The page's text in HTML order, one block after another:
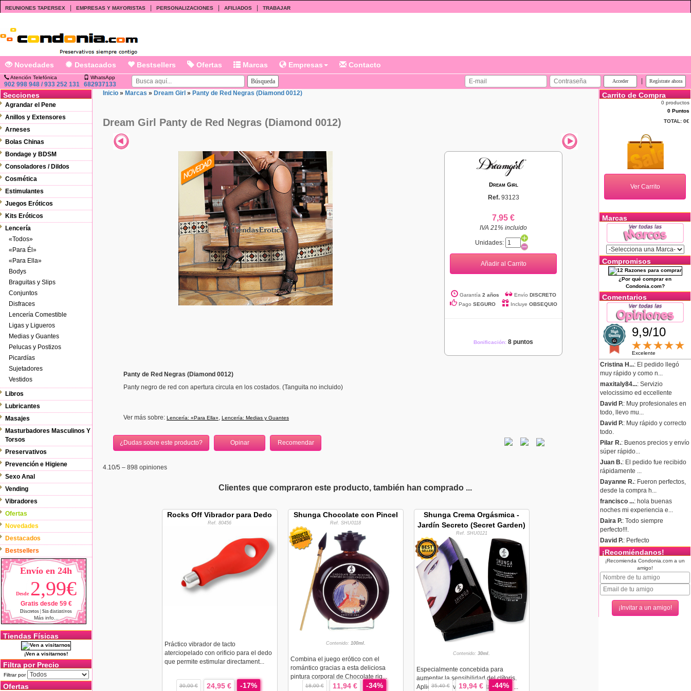
REUNIONES TAPERSEX EMPRESAS Y MAYORISTAS PERSONALIZACIONES AFILIADOS TRABAJAR
Novedades Destacados Bestsellers Ofertas Marcas Empresas Contacto
Atención Telefónica
902 998 948 / 933 252 131
WhatsApp
682937133
Secciones
Agrandar el Pene
Anillos y Extensores
Arneses
Bolas Chinas
Bondage y BDSM
Consoladores / Dildos
Cosmética
Estimulantes
Juegos Eróticos
Kits Eróticos
Lencería
«Todos»
«Para Él»
«Para Ella»
Bodys
Braguitas y Slips
Conjuntos
Disfraces
Lencería Comestible
Ligas y Ligueros
Medias y Guantes
Pelucas y Postizos
Picardías
Sujetadores
Vestidos
Libros
Lubricantes
Masajes
Masturbadores Masculinos Y
Torsos
Preservativos
Prevención e Higiene
Sexo Anal
Vending
Vibradores
Ofertas
Novedades
Destacados
Bestsellers
Envío en 24h
Desde 2,99€
Gratis desde 59 €
Discretos | Sin distintivos
Más info...
Tiendas Físicas
¡Ven a visitarnos!
Filtra por Precio
Filtrar por
Ofertas
Inicio » Marcas » Dream Girl » Panty de Red Negras (Diamond 0012)
Dream Girl Panty de Red Negras (Diamond 0012)
Dream Girl
Ref. 93123
7,95 €
IVA 21% incluido
Unidades:
Añadir al Carrito
Garantía 2 años Envío DISCRETO
Pago SEGURO Incluye OBSEQUIO
Bonificación: 8 puntos
Panty de Red Negras (Diamond 0012)
Panty negro de red con apertura circula en los costados. (Tanguita no incluido)
Ver más sobre: Lencería: «Para Ella», Lencería: Medias y Guantes
¿Dudas sobre este producto?
4.10/5 – 898 opiniones
Clientes que compraron este producto, también han comprado ...
Rocks Off Vibrador para Dedo
Ref. 80456
Práctico vibrador de tacto
aterciopelado con orificio para el dedo
que permite estimular directament...
30,00 € 24,95 € -17%
Shunga Chocolate con Pincel
Ref. SHU0118
Contenido: 100ml.
Combina el juego erótico con el
romántico gracias a esta deliciosa
pintura corporal de Chocolate riq...
18,00 € 11,94 € -34%
Shunga Crema Orgásmica -
Jardín Secreto (Secret Garden)
Ref. SHU0121
Contenido: 30ml.
Especialmente concebida para
aumentar la sensibilidad del clítoris.
Aplicada suavemente notarás una ...
35,40 € 19,94 € -44%
Carrito de Compra
0 productos
0 Puntos
TOTAL: 0€
Marcas
Compromisos
¿Por qué comprar en
Condonia.com?
Comentarios
9,9/10
Excelente
Cristina H...: El pedido llegó
muy rápido y como n...
maxitaly84...: Servizio
velocissimo ed eccellente
David P.: Muy profesionales en
todo, llevo mu...
David P.: Muy rápido y correcto
todo.
Pilar R.: Buenos precios y envío
súper rápido...
Juan B.: El pedido fue recibido
rápidamente ...
Dayanne R.: Fueron perfectos,
desde la compra h...
francisco ...: hola buenas
noches mi experiencia e...
Daira P.: Todo siempre
perfecto!!!.
David P.: Perfecto
¡Recomiéndanos!
¡Recomienda Condonia.com a un
amigo!